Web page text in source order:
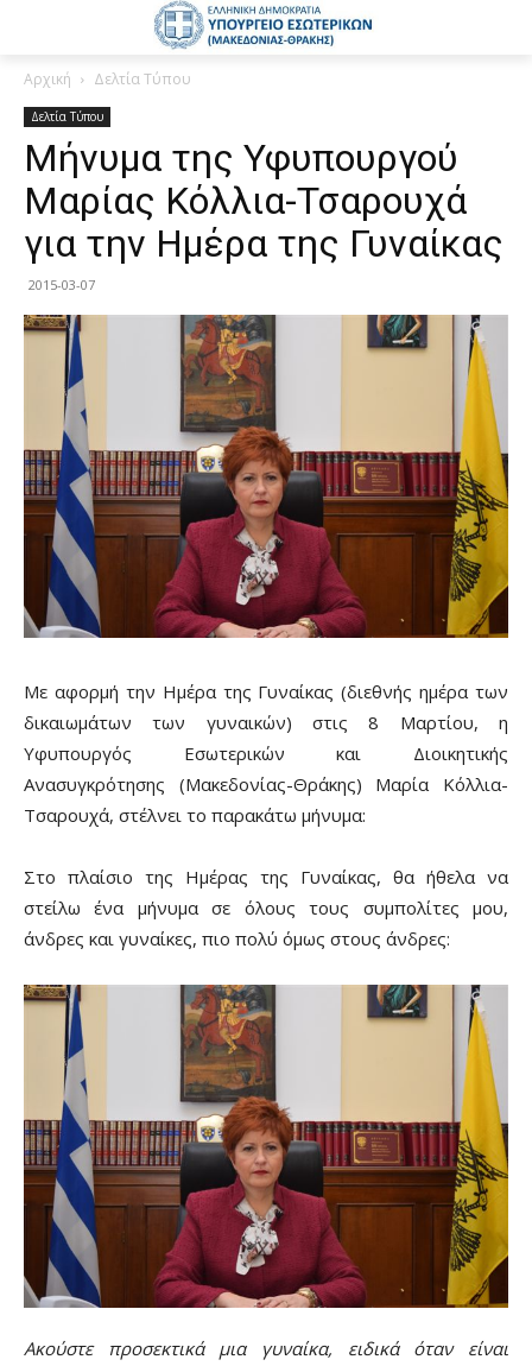
Αρχική Δελτία Τύπου
Δελτία Τύπου
Μήνυμα της Υφυπουργού
Μαρίας Κόλλια-Τσαρουχά
για την Ημέρα της Γυναίκας
2015-03-07
Με αφορμή την Ημέρα της Γυναίκας (διεθνής ημέρα των
δικαιωμάτων των γυναικών) στις 8 Μαρτίου, η
Υφυπουργός Εσωτερικών και Διοικητικής
Ανασυγκρότησης (Μακεδονίας-Θράκης) Μαρία Κόλλια-
Τσαρουχά, στέλνει το παρακάτω μήνυμα:
Στο πλαίσιο της Ημέρας της Γυναίκας, θα ήθελα να
στείλω ένα μήνυμα σε όλους τους συμπολίτες μου,
άνδρες και γυναίκες, πιο πολύ όμως στους άνδρες:
Aκούστε προσεκτικά μια γυναίκα, ειδικά όταν είναι